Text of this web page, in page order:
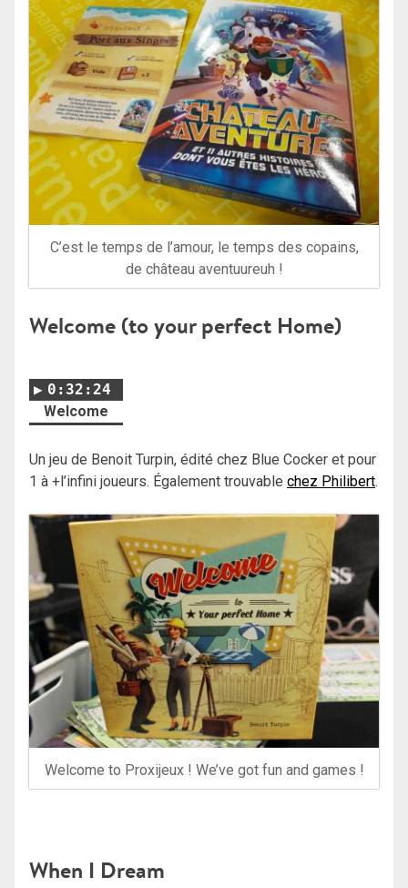
C’est le temps de l’amour, le temps des copains,
de château aventuureuh !
Welcome (to your perfect Home)
0:32:24
Welcome
Un jeu de Benoit Turpin, édité chez Blue Cocker et pour
1 à +l’infini joueurs. Également trouvable chez Philibert.
Welcome to Proxijeux ! We’ve got fun and games !
When I Dream